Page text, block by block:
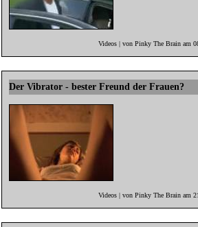
Videos | von Pinky The Brain am
Der Vibrator - bester Freund der Frauen?
Videos | von Pinky The Brain am